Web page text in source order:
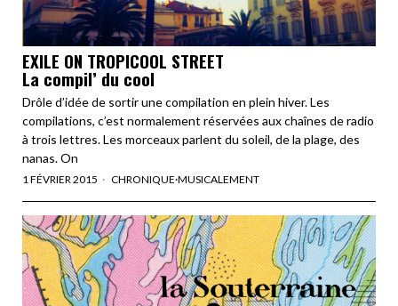
EXILE ON TROPICOOL STREET
La compil’ du cool
Drôle d’idée de sortir une compilation en plein hiver. Les
compilations, c’est normalement réservées aux chaînes de radio
à trois lettres. Les morceaux parlent du soleil, de la plage, des
nanas. On
1 FÉVRIER 2015 CHRONIQUE·MUSICALEMENT